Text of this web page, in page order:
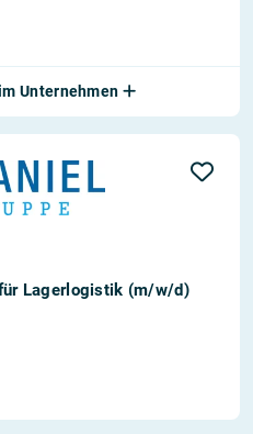
Unternehmen
Lagerlogistik (m/w/d)